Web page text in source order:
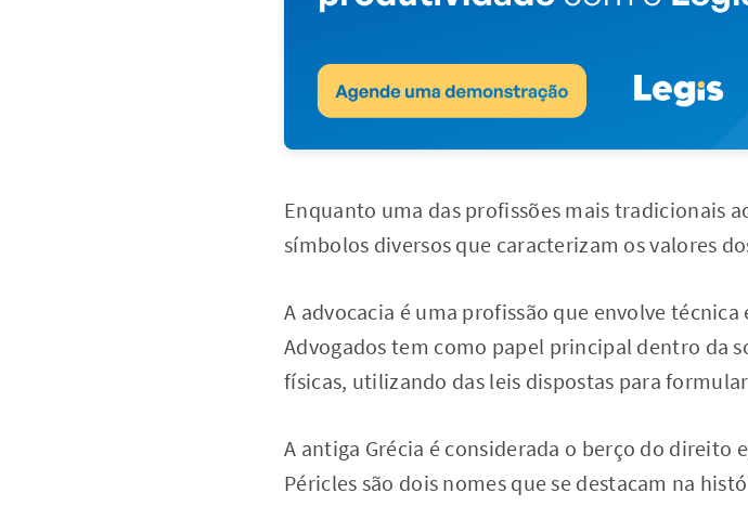
Enquanto uma das profissões mais tradicionais
símbolos diversos que caracterizam os valores
A advocacia é uma profissão que envolve
Advogados tem como papel principal dentro da
físicas, utilizando das leis dispostas para
A antiga Grécia é considerada o berço do direito
Péricles são dois nomes que se destacam na